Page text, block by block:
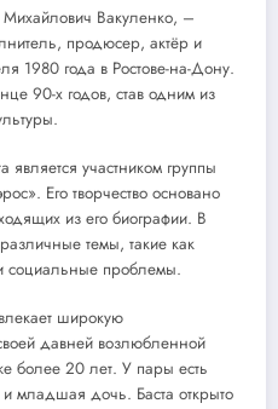
Вакуленко, –
продюсер, актёр и
1980 года в Ростове-на-Дону.
90-х годов, став одним из
участником группы
Его творчество основано
из его биографии. В
темы, такие как
социальные проблемы.
широкую
давней возлюбленной
более 20 лет. У пары есть
младшая дочь. Баста открыто